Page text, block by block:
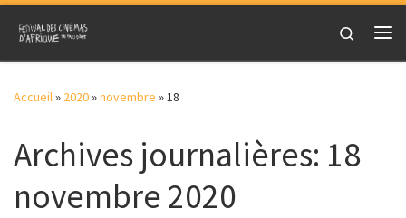
Skip to content
Search
Accueil» 2020»novembre »18
Archives journalières: 18
novembre 2020